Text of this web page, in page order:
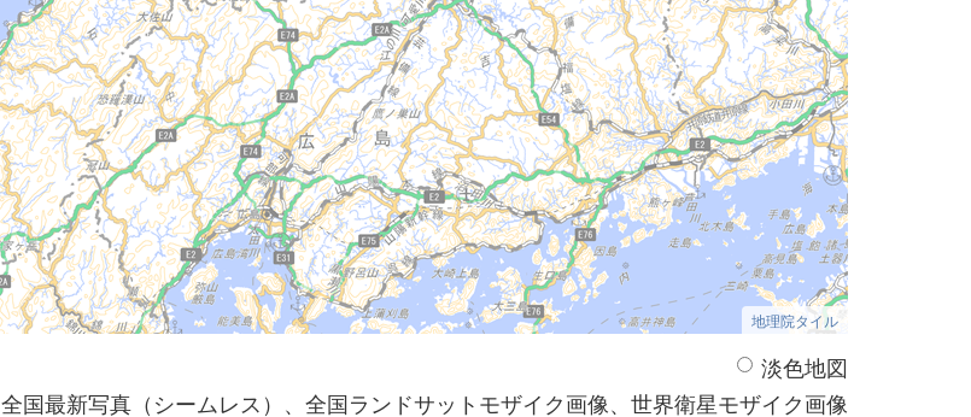
地理院タイル
淡色地図
全国最新写真（シームレス）、全国ランドサットモザイク画像、世界衛星モザイク画像